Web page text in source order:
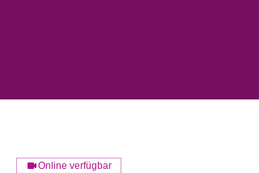
Online verfügbar